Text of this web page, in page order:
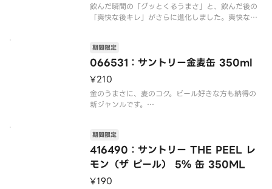
飲んだ瞬間の「グッとくるうまさ」と、飲んだ後の
「爽快な後キレ」がさらに進化しました。爽快なう
【これはお酒です】※20歳未満の方は購入できませ
ん。
がご
066531：サントリー金麦缶 350ml
期間限定
¥210
金のうまさに、麦のコク。ビール好きな方も納得の
新ジャンルです。
※商品画像とお届け商品のパッケージが異なる場合
がございます。予めご了承ください。
416490：サントリー THE PEEL レ
モン（ザ ピール） 5％ 缶 350ML
期間限定
¥190